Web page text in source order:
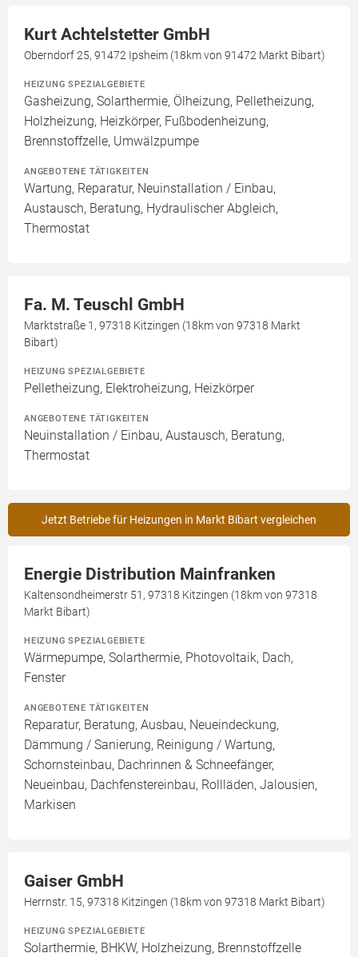
Kurt Achtelstetter GmbH
Oberndorf 25, 91472 Ipsheim (18km von 91472 Markt Bibart)
HEIZUNG SPEZIALGEBIETE
Gasheizung, Solarthermie, Ölheizung, Pelletheizung,
Holzheizung, Heizkörper, Fußbodenheizung,
Brennstoffzelle, Umwälzpumpe
ANGEBOTENE TÄTIGKEITEN
Wartung, Reparatur, Neuinstallation / Einbau,
Austausch, Beratung, Hydraulischer Abgleich,
Thermostat
Fa. M. Teuschl GmbH
Marktstraße 1, 97318 Kitzingen (18km von 97318 Markt
Bibart)
HEIZUNG SPEZIALGEBIETE
Pelletheizung, Elektroheizung, Heizkörper
ANGEBOTENE TÄTIGKEITEN
Neuinstallation / Einbau, Austausch, Beratung,
Thermostat
Jetzt Betriebe für Heizungen in Markt Bibart vergleichen
Energie Distribution Mainfranken
Kaltensondheimerstr 51, 97318 Kitzingen (18km von 97318
Markt Bibart)
HEIZUNG SPEZIALGEBIETE
Wärmepumpe, Solarthermie, Photovoltaik, Dach,
Fenster
ANGEBOTENE TÄTIGKEITEN
Reparatur, Beratung, Ausbau, Neueindeckung,
Dämmung / Sanierung, Reinigung / Wartung,
Schornsteinbau, Dachrinnen & Schneefänger,
Neueinbau, Dachfenstereinbau, Rollläden, Jalousien,
Markisen
Gaiser GmbH
Herrnstr. 15, 97318 Kitzingen (18km von 97318 Markt Bibart)
HEIZUNG SPEZIALGEBIETE
Solarthermie, BHKW, Holzheizung, Brennstoffzelle